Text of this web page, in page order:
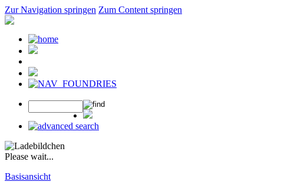
Zur Navigation springen Zum Content springen
Please wait...
Basisansicht